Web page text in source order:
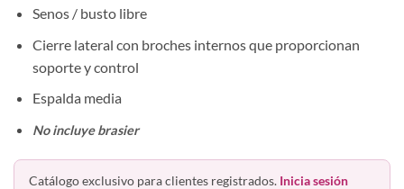
Senos / busto libre
Cierre lateral con broches internos que proporcionan
soporte y control
Espalda media
No incluye brasier
Catálogo exclusivo para clientes registrados. Inicia sesión